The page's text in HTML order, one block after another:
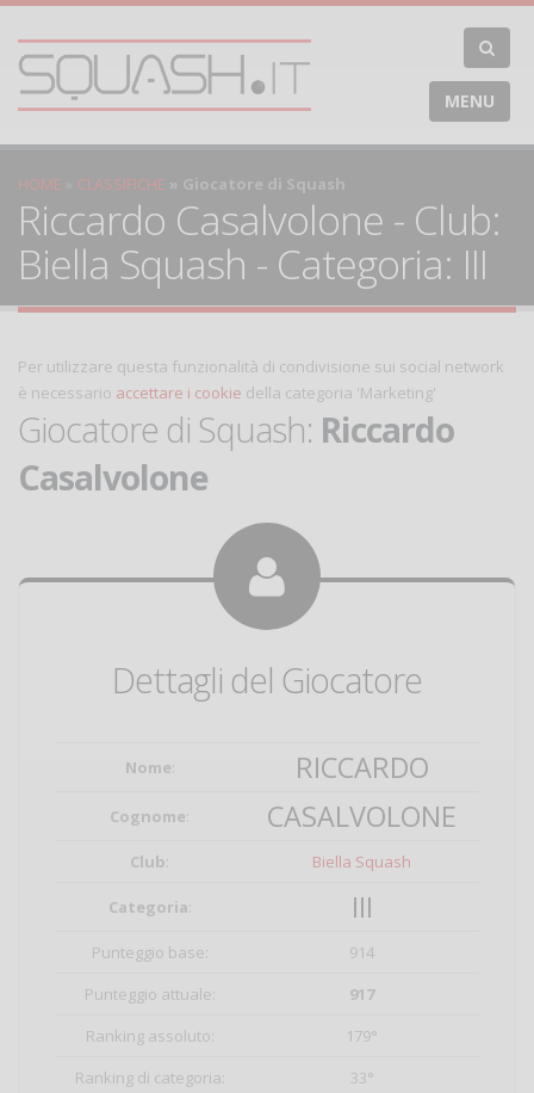
MENU
HOME CLASSIFICHE Giocatore di Squash
Riccardo Casalvolone - Club:
Biella Squash - Categoria: III
Per utilizzare questa funzionalità di condivisione sui social network
è necessario accettare i cookie della categoria 'Marketing'
Giocatore di Squash: Riccardo
Casalvolone
Dettagli del Giocatore
Nome: RICCARDO
Cognome: CASALVOLONE
Club: Biella Squash
Categoria: III
Punteggio base:
914
Punteggio attuale:
917
Ranking assoluto:
179°
Ranking di categoria:
33°